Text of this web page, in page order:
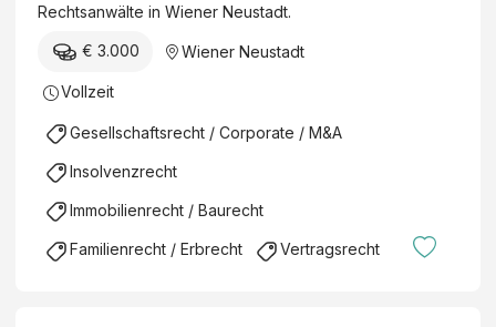
Rechtsanwälte in Wiener Neustadt.
€ 3.000 Wiener Neustadt
Vollzeit
Gesellschaftsrecht / Corporate / M&A
Insolvenzrecht
Immobilienrecht / Baurecht
Familienrecht / Erbrecht Vertragsrecht